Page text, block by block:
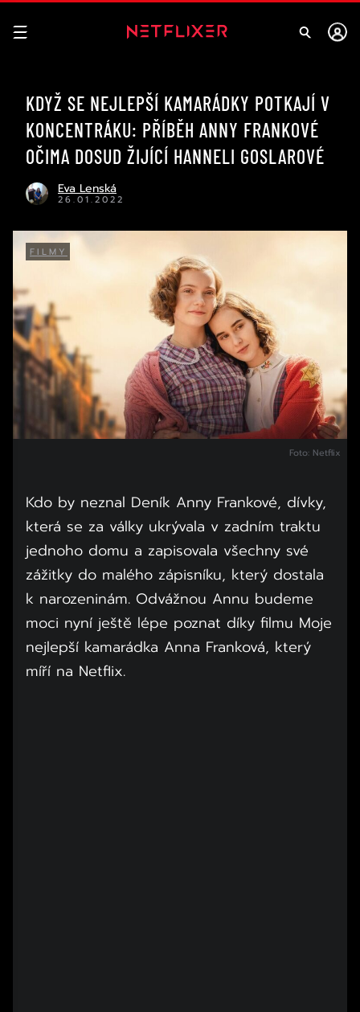
KDYŽ SE NEJLEPŠÍ KAMARÁDKY POTKAJÍ V
KONCENTRÁKU: PŘÍBĚH ANNY FRANKOVÉ
OČIMA DOSUD ŽIJÍCÍ HANNELI GOSLAROVÉ
Eva Lenská
26.01.2022
FILMY
Foto: Netflix
Kdo by neznal Deník Anny Frankové, dívky,
která se za války ukrývala v zadním traktu
jednoho domu a zapisovala všechny své
zážitky do malého zápisníku, který dostala
k narozeninám. Odvážnou Annu budeme
moci nyní ještě lépe poznat díky filmu Moje
nejlepší kamarádka Anna Franková, který
míří na Netflix.